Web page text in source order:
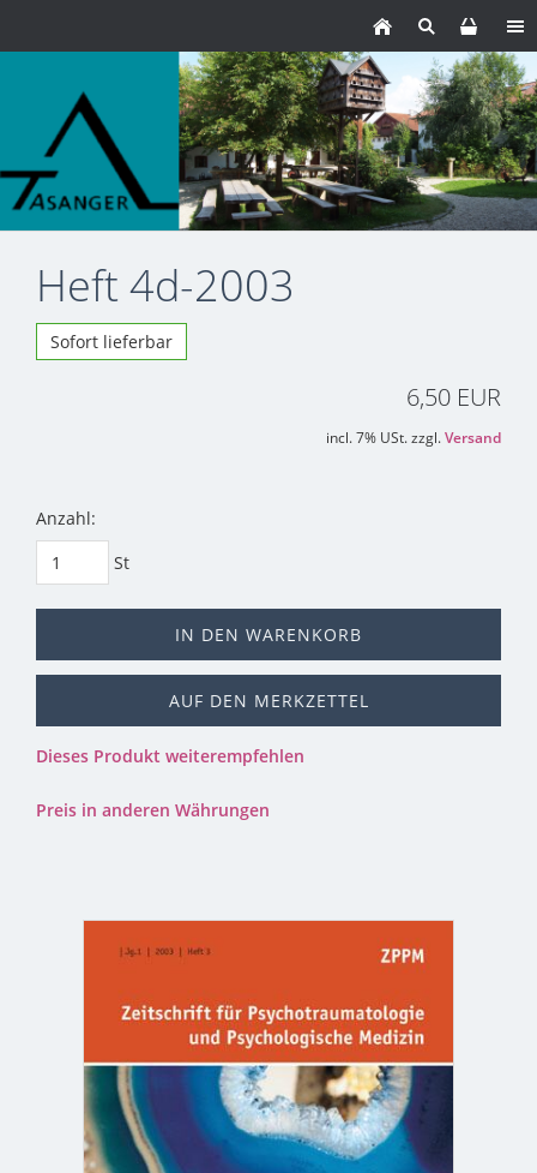
Heft 4d-2003
Sofort lieferbar
6,50 EUR
incl. 7% USt. zzgl. Versand
Anzahl:
St
IN DEN WARENKORB
AUF DEN MERKZETTEL
Dieses Produkt weiterempfehlen
Preis in anderen Währungen